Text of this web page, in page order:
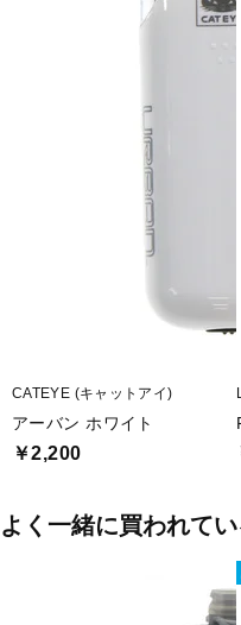
CATEYE (キャットアイ)
アーバン ホワイト
￥2,200
よく一緒に買われて